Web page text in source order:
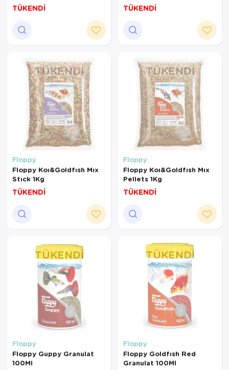
TÜKENDİ TÜKENDİ
TÜKENDI
Floppy
Floppy Koı&Goldfısh Mıx
Stıck 1Kg
TÜKENDİ
TÜKENDI
Floppy
Floppy Koı&Goldfısh Mıx
Pellets 1Kg
TÜKENDİ
TÜKENDI
Floppy
Floppy Guppy Granulat
100Ml
TÜKENDI
Floppy
Floppy Goldfısh Red
Granulat 100Ml